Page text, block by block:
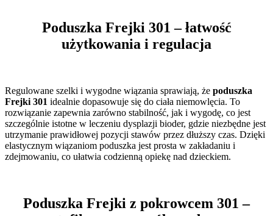
Poduszka Frejki 301 – łatwość
użytkowania i regulacja
Regulowane szelki i wygodne wiązania sprawiają, że poduszka
Frejki 301 idealnie dopasowuje się do ciała niemowlęcia. To
rozwiązanie zapewnia zarówno stabilność, jak i wygodę, co jest
szczególnie istotne w leczeniu dysplazji bioder, gdzie niezbędne jest
utrzymanie prawidłowej pozycji stawów przez dłuższy czas. Dzięki
elastycznym wiązaniom poduszka jest prosta w zakładaniu i
zdejmowaniu, co ułatwia codzienną opiekę nad dzieckiem.
Poduszka Frejki z pokrowcem 301 –